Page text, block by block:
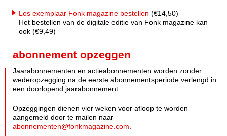
Los exemplaar Fonk magazine bestellen (€14,50)
Het bestellen van de digitale editie van Fonk magazine kan
ook (€9,49)
abonnement opzeggen
Jaarabonnementen en actieabonnementen worden zonder
wederopzegging na de eerste abonnementsperiode verlengd in
een doorlopend jaarabonnement.
Opzeggingen dienen vier weken voor afloop te worden
aangemeld door te mailen naar
abonnementen@fonkmagazine.com